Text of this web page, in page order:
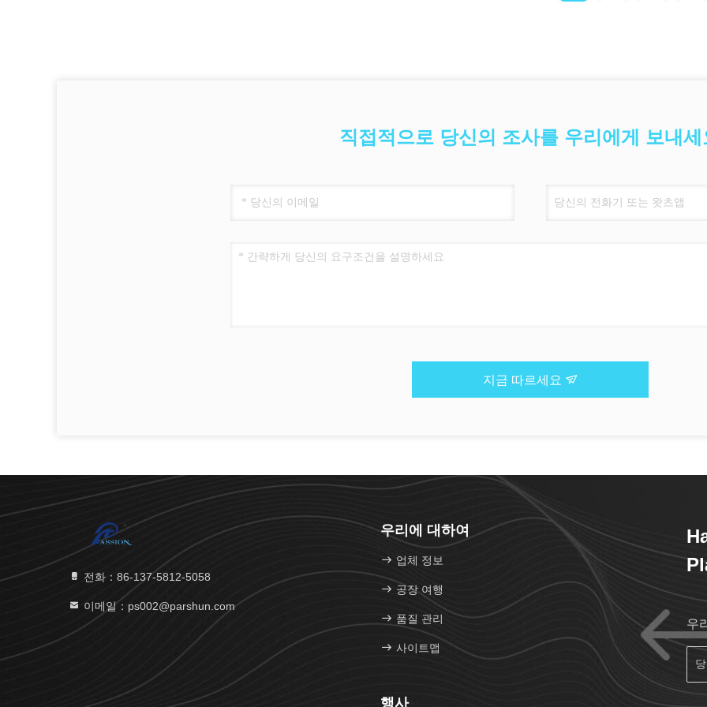
직접적으로 당신의 조사를 우리에게 보내세
지금 따르세요
전화：86-137-5812-5058
이메일：ps002@parshun.com
우리에 대하여
업체 정보
공장 여행
품질 관리
사이트맵
행사
우